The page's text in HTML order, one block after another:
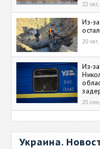
22
Из-
20
Из-
25
Украина.